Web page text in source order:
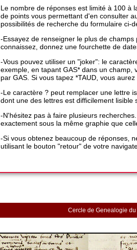
Le nombre de réponses est limité à 100 à
de points vous permettant d'en consulter
possibilités de recherche du formulaire ci-
-Essayez de renseigner le plus de
connaissez, donnez une fourchette de
-Vous pouvez utiliser un "joker": le
exemple, en tapant GAS* dans un
par GAS. Si vous tapez *TAUD, vous
-Le caractère ? peut remplacer une lettre
dont une des lettres est difficilement lisible
-N'hésitez pas à faire plusieurs
exactement sous la même graphie que
-Si vous obtenez beaucoup de réponses,
utilisant le bouton "retour" de votre
Cercle de Genealogie